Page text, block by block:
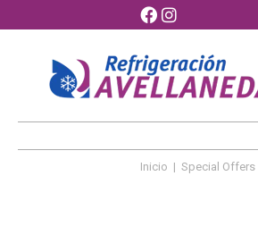
Inicio | Special Offers